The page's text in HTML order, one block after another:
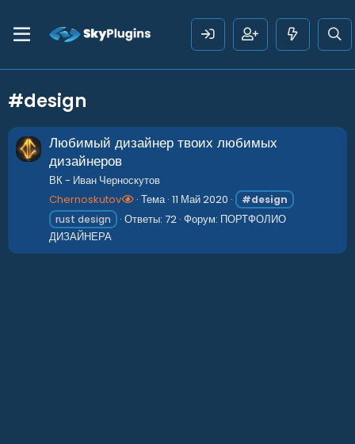
#design
Любимый дизайнер твоих любимых
дизайнеров
ВК - Иван Черноскутов
Chernoskutov
Тема 11 Май 2020
#design
rust design
Ответы: 72 Форум: ПОРТФОЛИО
ДИЗАЙНЕРА